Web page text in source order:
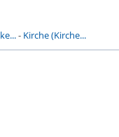
- Kirche (Kirche...